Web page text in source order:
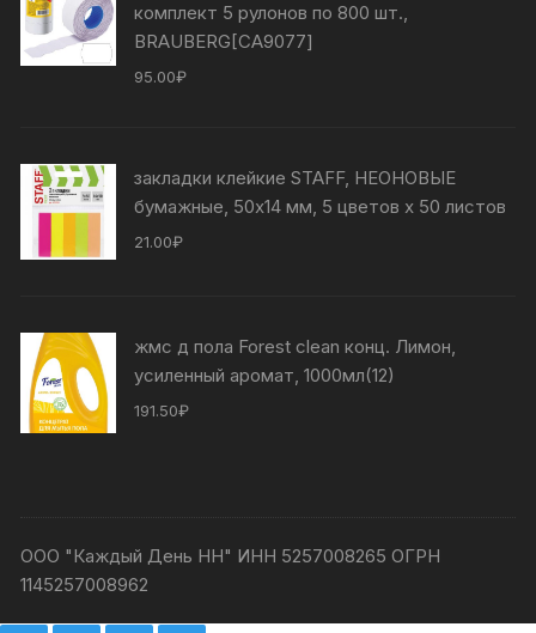
комплект 5 рулонов по 800 шт.,
BRAUBERG[СА9077]
95.00₽
закладки клейкие STAFF, НЕОНОВЫЕ
бумажные, 50х14 мм, 5 цветов x 50 листов
21.00₽
жмс д пола Forest clean конц. Лимон,
усиленный аромат, 1000мл(12)
191.50₽
ООО "Каждый День НН" ИНН 5257008265 ОГРН
1145257008962